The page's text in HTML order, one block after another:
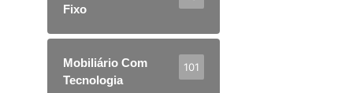
Fixo
Mobiliário Com
Tecnologia
101